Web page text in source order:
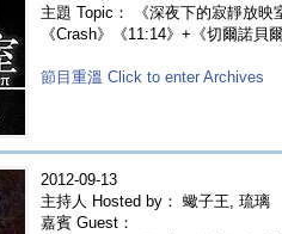
主題 Topic： 《深夜下的寂靜放映
《Crash》《11:14》+《切爾諾貝
節目重溫 Click to enter Archives
2012-09-13
主持人 Hosted by： 蠍子王, 琉璃
嘉賓 Guest：